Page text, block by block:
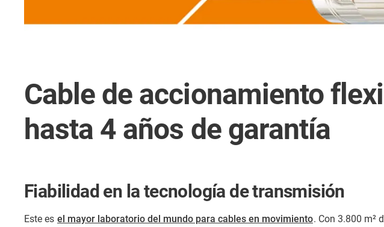
Cable de accionamiento
hasta 4 años de garantía
Fiabilidad en la tecnología de transmisión
Este es el mayor laboratorio del mundo para cables en movimiento. Con 3.800 m²